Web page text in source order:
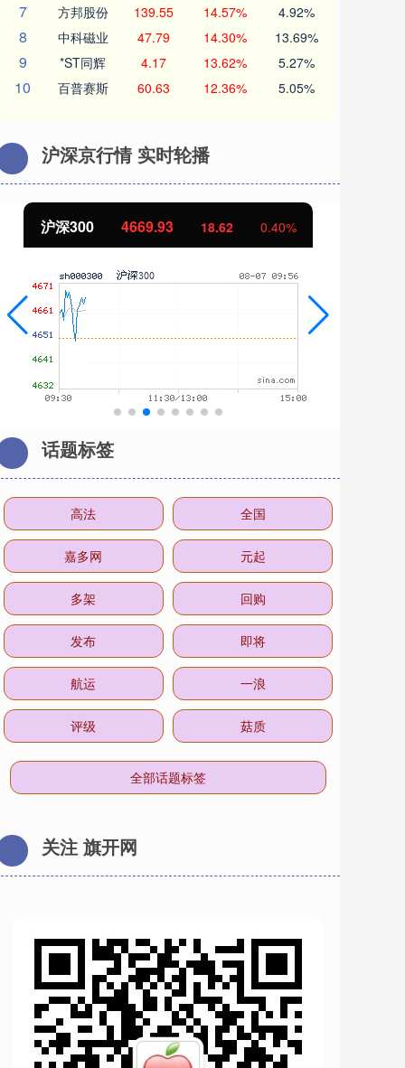
7 方邦股份 139.55 14.57% 4.92%
8 中科磁业 47.79 14.30% 13.69%
9 *ST同辉 4.17 13.62% 5.27%
10 百普赛斯 60.63 12.36% 5.05%
沪深京行情 实时轮播
0.40% 北证50 1113.59
话题标签
高法 全国
嘉多网 元起
多架 回购
发布 即将
航运 一浪
评级 菇质
全部话题标签
关注 旗开网